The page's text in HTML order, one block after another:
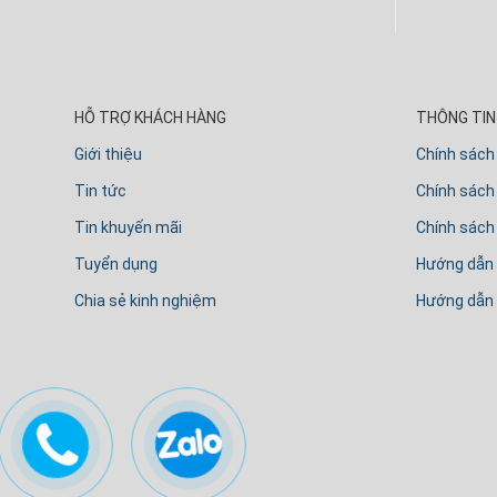
HỖ TRỢ KHÁCH HÀNG
Giới thiệu
Tin tức
Tin khuyến mãi
Tuyển dụng
Chia sẻ kinh nghiệm
THÔNG
Chính
Chính
Chính
Hướng
Hướng